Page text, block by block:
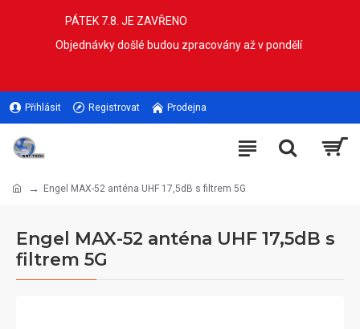
PÁTEK 7.8. JE ZAVŘENO
Objednávky došlé budou zpracovány až v pondělí
Přihlásit Registrovat Prodejna
Engel MAX-52 anténa UHF 17,5dB s filtrem 5G
Engel MAX-52 anténa UHF 17,5dB s
filtrem 5G